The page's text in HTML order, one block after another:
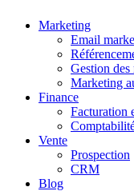
Marketing
Email
Gestion des
Marketing
Finance
Facturation
Vente
Prospection
CRM
Blog